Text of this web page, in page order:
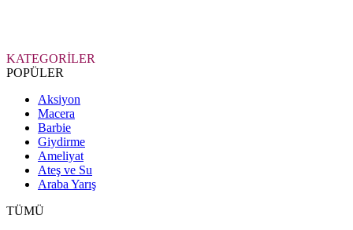
KATEGORİLER
POPÜLER
Aksiyon
Macera
Barbie
Giydirme
Ameliyat
Ateş ve Su
Araba Yarış
TÜMÜ